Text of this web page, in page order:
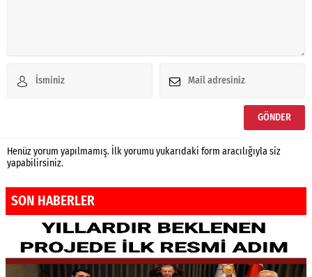
Henüz yorum yapılmamış. İlk yorumu yukarıdaki form aracılığıyla siz
yapabilirsiniz.
SON HABERLER